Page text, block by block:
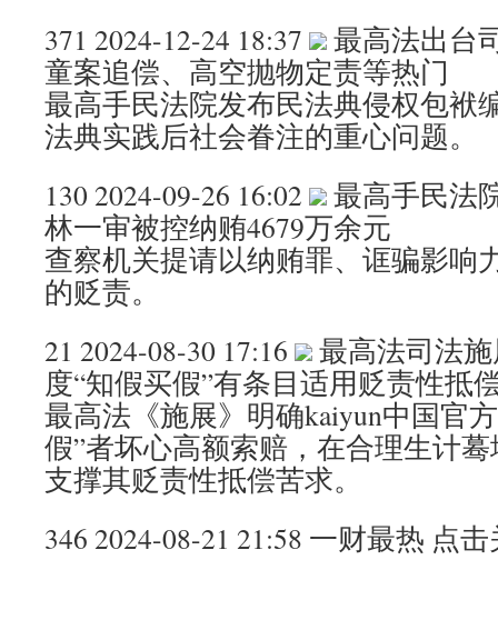
371 2024-12-24 18:37
最高法出台
童案追偿、高空抛物定责等热门
最高手民法院发布民法典侵权包袱
法典实践后社会眷注的重心问题。
130 2024-09-26 16:02
最高手民法
林一审被控纳贿4679万余元
查察机关提请以纳贿罪、诓骗影响
的贬责。
21 2024-08-30 17:16
最高法司法
度“知假买假”有条目适用贬责性抵
最高法《施展》明确kaiyun中国官
假”者坏心高额索赔，在合理生计
支撑其贬责性抵偿苦求。
346 2024-08-21 21:58 一财最热 点